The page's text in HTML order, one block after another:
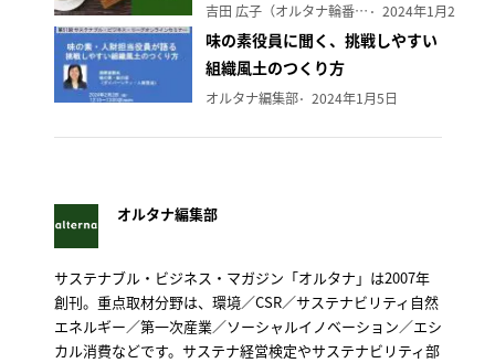
吉田 広子（オルタナ輪番編集長） 2024年1月29日
味の素役員に聞く、挑戦しやすい
組織風土のつくり方
オルタナ編集部 2024年1月5日
オルタナ編集部
サステナブル・ビジネス・マガジン「オルタナ」は2007年
創刊。重点取材分野は、環境／CSR／サステナビリティ自然
エネルギー／第一次産業／ソーシャルイノベーション／エシ
カル消費などです。サステナ経営検定やサステナビリティ部